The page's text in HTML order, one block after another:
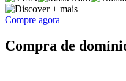
+ mais
Compre agora
Compra de